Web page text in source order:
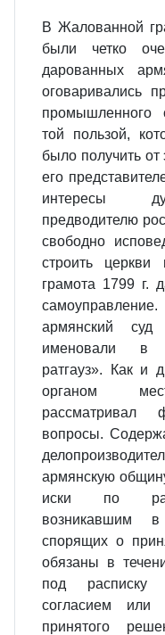
В Жалованной
были четко
дарованных
оговаривались
промышленного
той пользой,
было получить от
его
интересы
предводителю
свободно
строить
грамота 1799 г.
армянский
именовали в
ратгауз». Как и
органом
рассматривал
вопросы.
армянскую
иски по
возникавшим
спорящих о
обязаны в
под расписку
согласием или
принятого